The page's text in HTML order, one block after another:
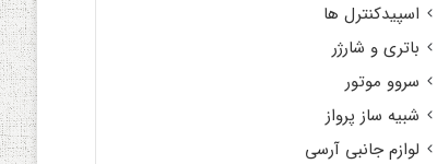
اسپیدکنترل ها
باتری و شارژر
سروو موتور
شبیه ساز پرواز
لوازم جانبی آرسی